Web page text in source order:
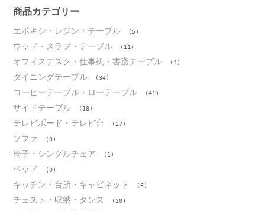
ブ
商品カテゴリー
エポキシ・レジン・テーブル (5)
ウッド・スラブ・テーブル (11)
オフィスデスク・仕事机・書斎テーブル (4)
ダイニングテーブル (34)
コーヒーテーブル・ローテーブル (41)
サイドテーブル (18)
テレビボード・テレビ台 (27)
ソファ (0)
椅子・シングルチェア (1)
ベッド (0)
キッチン・台所・キャビネット (6)
チェスト・収納・タンス (20)